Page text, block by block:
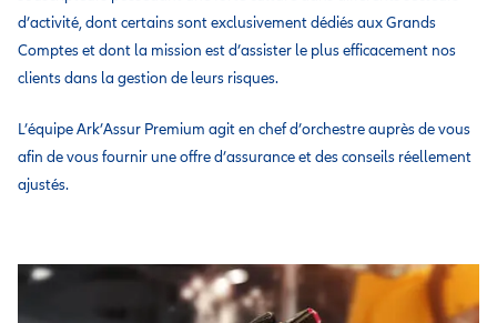
d’activité, dont certains sont exclusivement dédiés aux Grands
Comptes et dont la mission est d’assister le plus efficacement nos
clients dans la gestion de leurs risques.
L’équipe Ark’Assur Premium agit en chef d’orchestre auprès de vous
afin de vous fournir une offre d’assurance et des conseils réellement
ajustés.